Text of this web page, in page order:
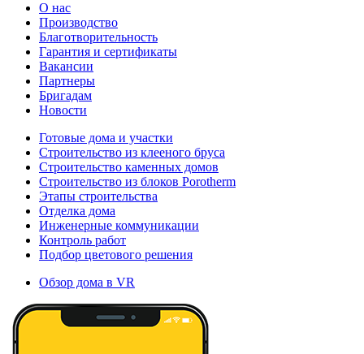
О нас
Производство
Благотворительность
Гарантия и сертификаты
Вакансии
Партнеры
Бригадам
Новости
Готовые дома и участки
Строительство из клееного бруса
Строительство каменных домов
Строительство из блоков Porotherm
Этапы строительства
Отделка дома
Инженерные коммуникации
Контроль работ
Подбор цветового решения
Обзор дома в VR